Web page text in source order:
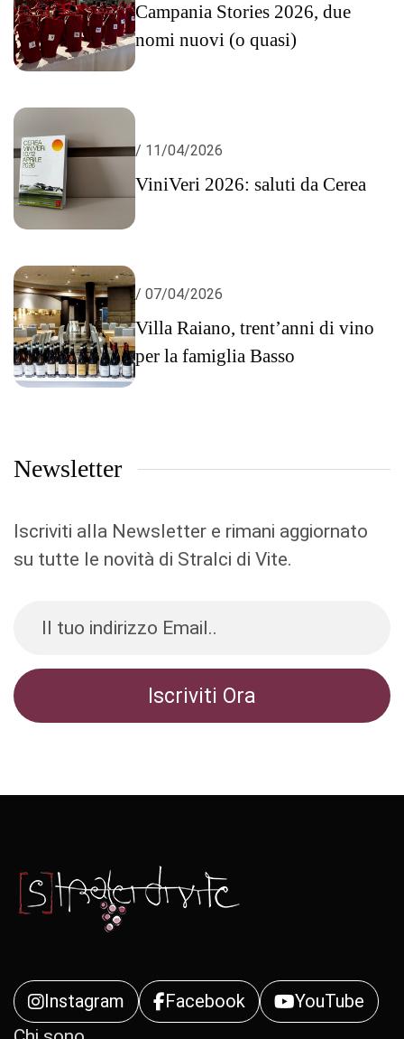
Campania Stories 2026, due
nomi nuovi (o quasi)
/ 11/04/2026
ViniVeri 2026: saluti da Cerea
/ 07/04/2026
Villa Raiano, trent’anni di vino
per la famiglia Basso
Newsletter
Iscriviti alla Newsletter e rimani aggiornato
su tutte le novità di Stralci di Vite.
Instagram Facebook
YouTube